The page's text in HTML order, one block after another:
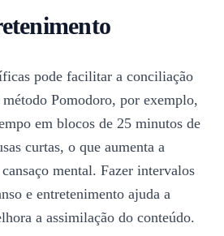
pode facilitar a conciliação
Pomodoro, por exemplo,
em blocos de 25 minutos de
curtas, o que aumenta a
mental. Fazer intervalos
e entretenimento ajuda a
a assimilação do conteúdo.